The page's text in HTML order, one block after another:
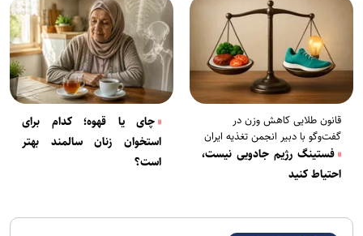
قانون طلایی کاهش وزن در
گفت‌وگو با دبیر انجمن تغذیه ایران
فستینگ رژیم جادویی نیست،
احتیاط کنید
چای یا قهوه؛ کدام برای
استخوان زنان سالمند بهتر
است؟